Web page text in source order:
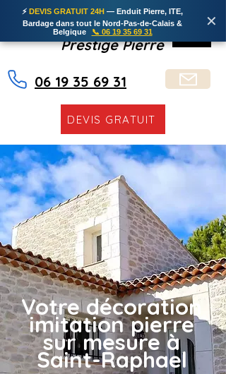
Prestige Pierre
06 19 35 69 31
DEVIS GRATUIT
Votre décoration
imitation pierre
sur mesure à
Saint-Raphael
⚡ DEVIS GRATUIT 24H — Enduit Pierre, ITE,
Bardage dans tout le Nord-Pas-de-Calais &
Belgique
📞 06 19 35 69 31
✕